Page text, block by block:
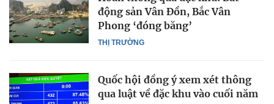
THỊ TRƯỜNG
động sản Vân Đồn, Bắc Vân
Phong ‘đóng băng’
Quốc hội đồng ý xem xét thông
qua luật về đặc khu vào cuối năm